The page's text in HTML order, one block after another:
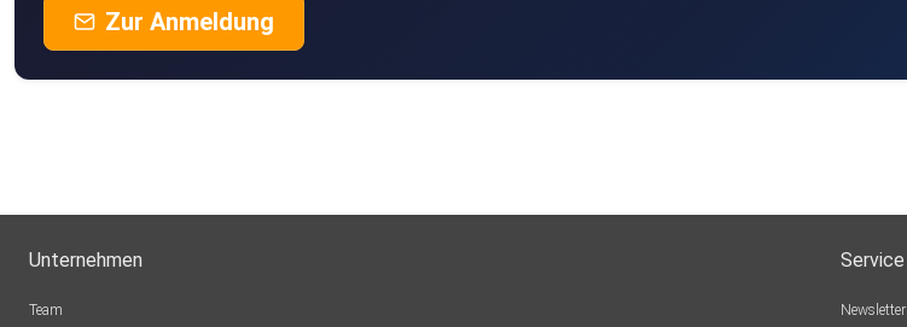
Zur Anmeldung
Unternehmen
Team
Service
Newsletter